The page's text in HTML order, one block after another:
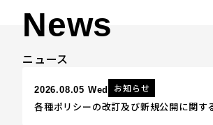
News
ニュース
2026.08.05 Wed お知らせ
各種ポリシーの改訂及び新規公開に関す